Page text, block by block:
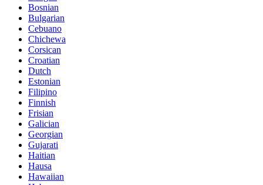
Bosnian
Bulgarian
Cebuano
Chichewa
Corsican
Croatian
Dutch
Estonian
Filipino
Finnish
Frisian
Galician
Georgian
Gujarati
Haitian
Hausa
Hawaiian